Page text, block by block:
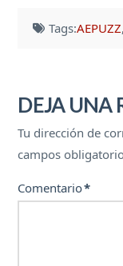
Tags:AEPUZZ,
DEJA UNA
Tu dirección de
campos
Comentario*